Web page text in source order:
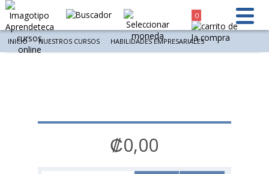
0
INICIO NUESTROS CURSOS HABILIDADES EMPRESARIALES
₡0,00